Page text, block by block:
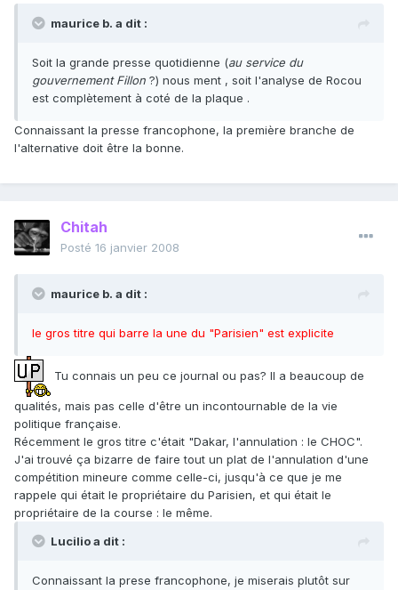
maurice b. a dit :
Soit la grande presse quotidienne (au service du
gouvernement Fillon ?) nous ment , soit l'analyse de Rocou
est complètement à coté de la plaque .
Connaissant la presse francophone, la première branche de
l'alternative doit être la bonne.
Chitah
Posté 16 janvier 2008
maurice b. a dit :
le gros titre qui barre la une du "Parisien" est explicite
Tu connais un peu ce journal ou pas? Il a beaucoup de
qualités, mais pas celle d'être un incontournable de la vie
politique française.
Récemment le gros titre c'était "Dakar, l'annulation : le CHOC".
J'ai trouvé ça bizarre de faire tout un plat de l'annulation d'une
compétition mineure comme celle-ci, jusqu'à ce que je me
rappele qui était le propriétaire du Parisien, et qui était le
propriétaire de la course : le même.
Lucilio a dit :
Connaissant la prese francophone, je miserais plutôt sur